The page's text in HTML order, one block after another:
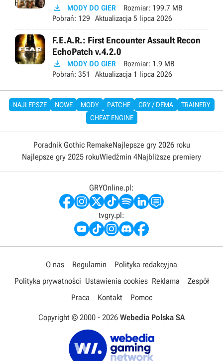
 MODY DO GIER Rozmiar: 199.7 MB
Pobrań: 129 Aktualizacja 5 lipca 2026
F.E.A.R.: First Encounter Assault Recon
EchoPatch v.4.2.0
 MODY DO GIER Rozmiar: 1.9 MB
Pobrań: 351 Aktualizacja 1 lipca 2026
NAJLEPSZE NOWE MODY PATCHE GRY / DEMA
TRAINERY
CHEAT ENGINE
Poradnik Gothic RemakeNajlepsze gry 2026 roku
Najlepsze gry 2025 rokuWiedźmin 4Najbliższe premiery
GRYOnline.pl:
tvgry.pl:
O nas Regulamin
Polityka redakcyjna
Polityka prywatności Ustawienia cookies Reklama
Zespół
Praca
Kontakt Pomoc
Copyright © 2000 - 2026 Webedia Polska SA